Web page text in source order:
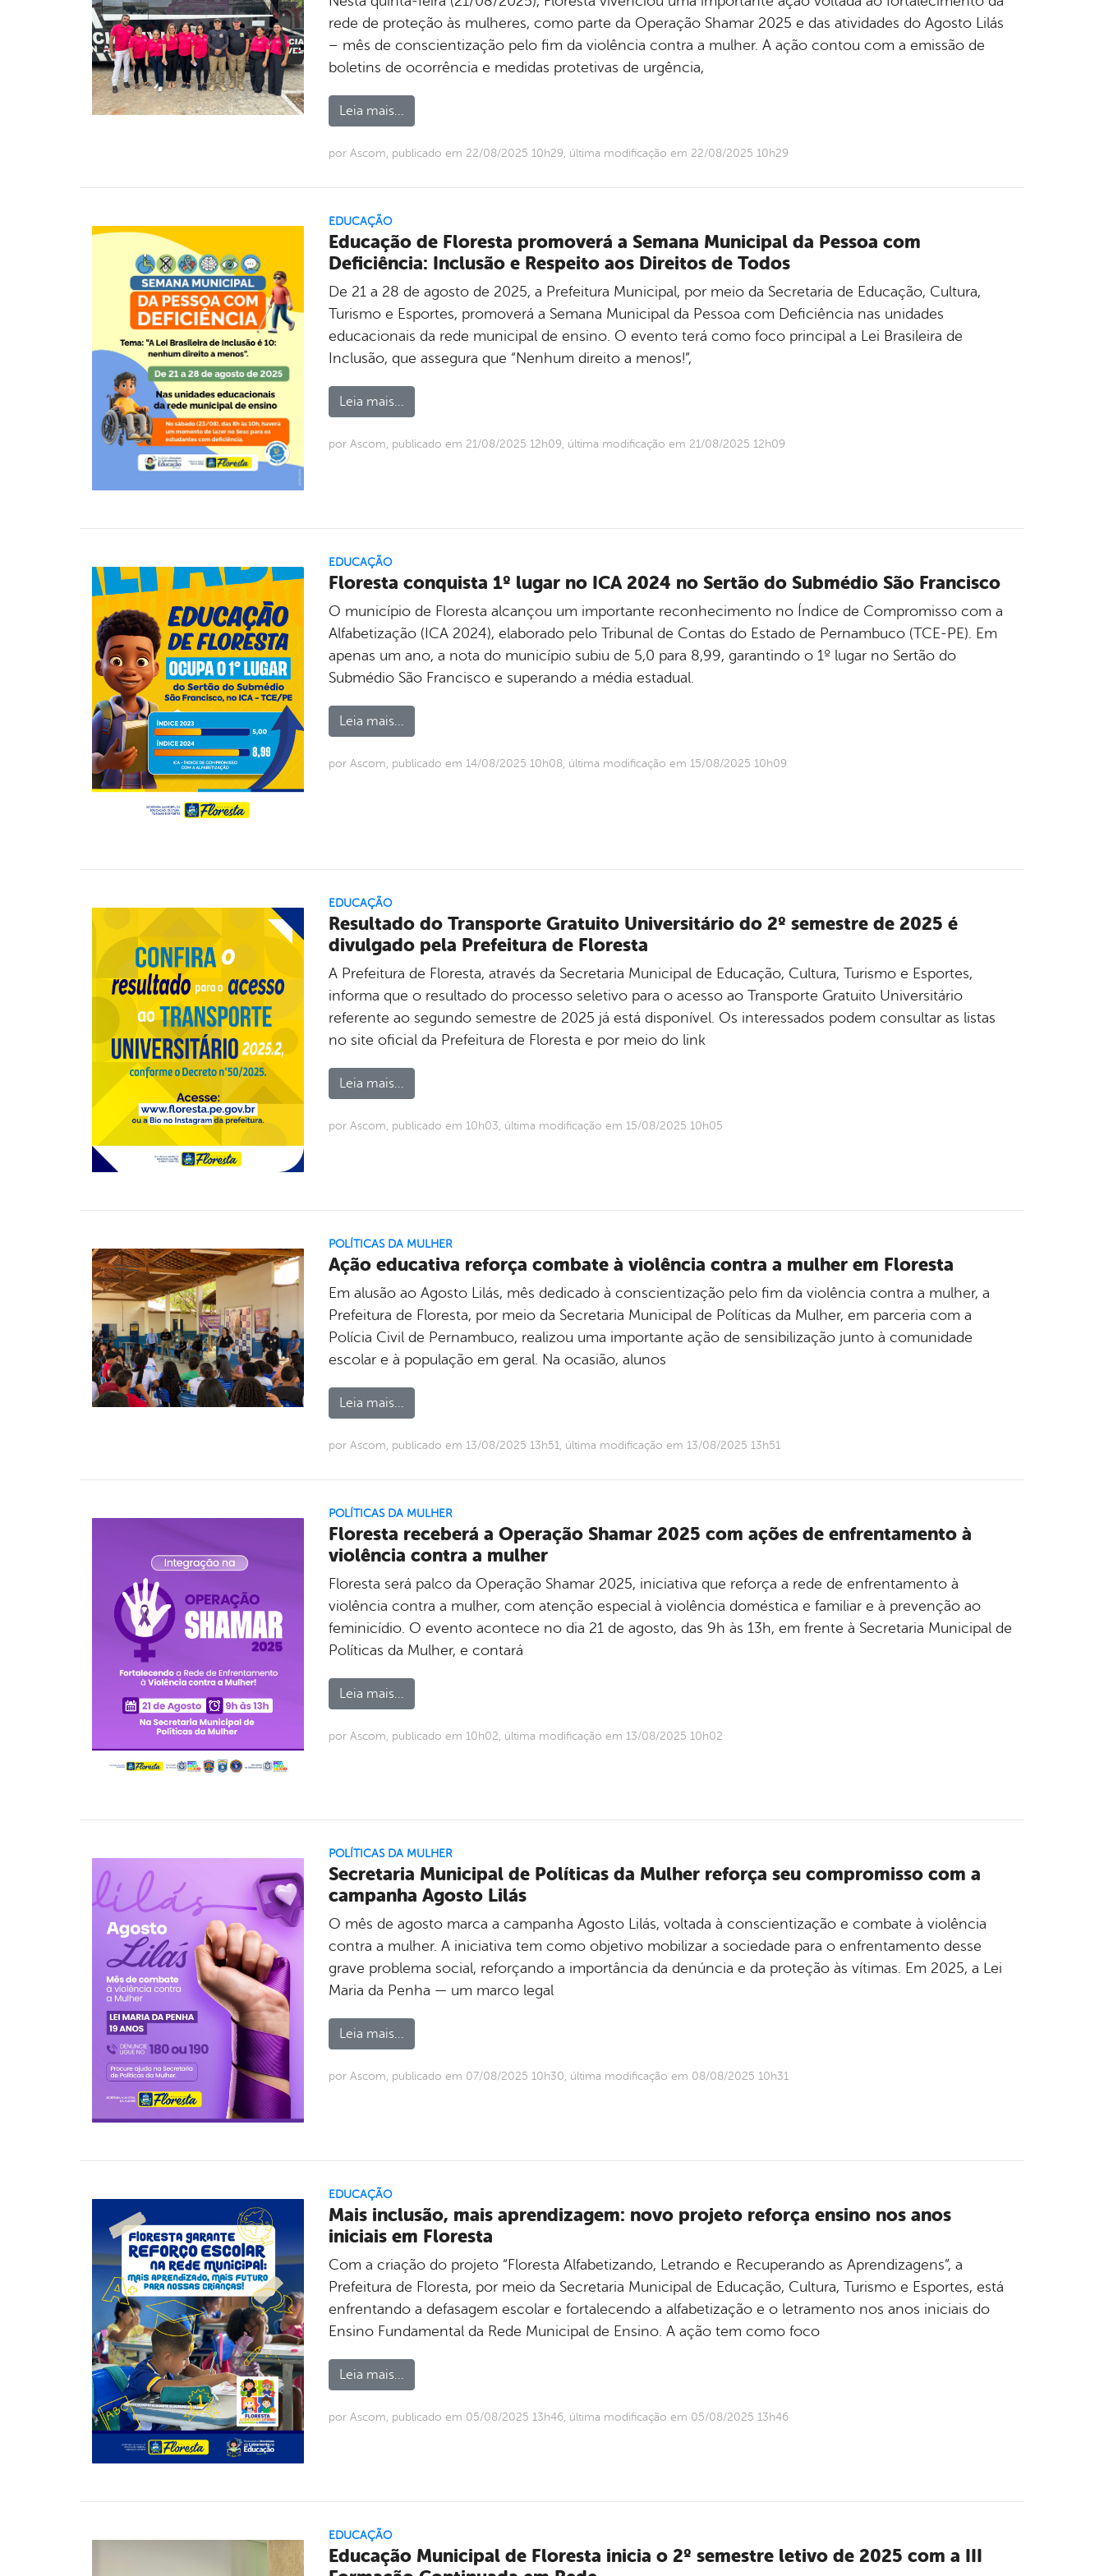
rede de proteção às mulheres, como parte da Operação Shamar 2025 e das atividades do Agosto Lilás
– mês de conscientização pelo fim da violência contra a mulher. A ação contou com a emissão de
boletins de ocorrência e medidas protetivas de urgência,
Leia mais...
por Ascom, publicado em 22/08/2025 10h29, última modificação em 22/08/2025 10h29
EDUCAÇÃO
Educação de Floresta promoverá a Semana Municipal da Pessoa com
Deficiência: Inclusão e Respeito aos Direitos de Todos
De 21 a 28 de agosto de 2025, a Prefeitura Municipal, por meio da Secretaria de Educação, Cultura,
Turismo e Esportes, promoverá a Semana Municipal da Pessoa com Deficiência nas unidades
educacionais da rede municipal de ensino. O evento terá como foco principal a Lei Brasileira de
Inclusão, que assegura que “Nenhum direito a menos!”,
Leia mais...
por Ascom, publicado em 21/08/2025 12h09, última modificação em 21/08/2025 12h09
EDUCAÇÃO
Floresta conquista 1º lugar no ICA 2024 no Sertão do Submédio São Francisco
O município de Floresta alcançou um importante reconhecimento no Índice de Compromisso com a
Alfabetização (ICA 2024), elaborado pelo Tribunal de Contas do Estado de Pernambuco (TCE-PE). Em
apenas um ano, a nota do município subiu de 5,0 para 8,99, garantindo o 1º lugar no Sertão do
Submédio São Francisco e superando a média estadual.
Leia mais...
por Ascom, publicado em 14/08/2025 10h08, última modificação em 15/08/2025 10h09
EDUCAÇÃO
Resultado do Transporte Gratuito Universitário do 2º semestre de 2025 é
divulgado pela Prefeitura de Floresta
A Prefeitura de Floresta, através da Secretaria Municipal de Educação, Cultura, Turismo e Esportes,
informa que o resultado do processo seletivo para o acesso ao Transporte Gratuito Universitário
referente ao segundo semestre de 2025 já está disponível. Os interessados podem consultar as listas
no site oficial da Prefeitura de Floresta e por meio do link
Leia mais...
por Ascom, publicado em 10h03, última modificação em 15/08/2025 10h05
POLÍTICAS DA MULHER
Ação educativa reforça combate à violência contra a mulher em Floresta
Em alusão ao Agosto Lilás, mês dedicado à conscientização pelo fim da violência contra a mulher, a
Prefeitura de Floresta, por meio da Secretaria Municipal de Políticas da Mulher, em parceria com a
Polícia Civil de Pernambuco, realizou uma importante ação de sensibilização junto à comunidade
escolar e à população em geral. Na ocasião, alunos
Leia mais...
por Ascom, publicado em 13/08/2025 13h51, última modificação em 13/08/2025 13h51
POLÍTICAS DA MULHER
Floresta receberá a Operação Shamar 2025 com ações de enfrentamento à
violência contra a mulher
Floresta será palco da Operação Shamar 2025, iniciativa que reforça a rede de enfrentamento à
violência contra a mulher, com atenção especial à violência doméstica e familiar e à prevenção ao
feminicídio. O evento acontece no dia 21 de agosto, das 9h às 13h, em frente à Secretaria Municipal de
Políticas da Mulher, e contará
Leia mais...
por Ascom, publicado em 10h02, última modificação em 13/08/2025 10h02
POLÍTICAS DA MULHER
Secretaria Municipal de Políticas da Mulher reforça seu compromisso com a
campanha Agosto Lilás
O mês de agosto marca a campanha Agosto Lilás, voltada à conscientização e combate à violência
contra a mulher. A iniciativa tem como objetivo mobilizar a sociedade para o enfrentamento desse
grave problema social, reforçando a importância da denúncia e da proteção às vítimas. Em 2025, a Lei
Maria da Penha — um marco legal
Leia mais...
por Ascom, publicado em 07/08/2025 10h30, última modificação em 08/08/2025 10h31
EDUCAÇÃO
Mais inclusão, mais aprendizagem: novo projeto reforça ensino nos anos
iniciais em Floresta
Com a criação do projeto “Floresta Alfabetizando, Letrando e Recuperando as Aprendizagens”, a
Prefeitura de Floresta, por meio da Secretaria Municipal de Educação, Cultura, Turismo e Esportes, está
enfrentando a defasagem escolar e fortalecendo a alfabetização e o letramento nos anos iniciais do
Ensino Fundamental da Rede Municipal de Ensino. A ação tem como foco
Leia mais...
por Ascom, publicado em 05/08/2025 13h46, última modificação em 05/08/2025 13h46
EDUCAÇÃO
Educação Municipal de Floresta inicia o 2º semestre letivo de 2025 com a III